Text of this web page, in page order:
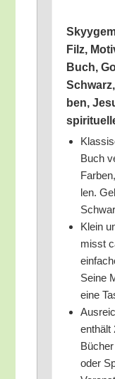
Filz,
Buch,
ben,
Buch
len.
Klein
misst
Sei­ne
eine
ent­hält
oder